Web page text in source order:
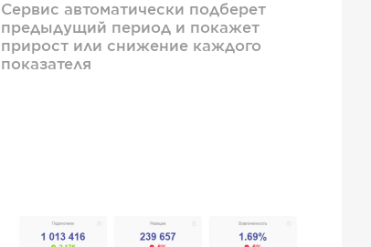
Сервис автоматически подберет
предыдущий период и покажет
прирост или снижение каждого
показателя